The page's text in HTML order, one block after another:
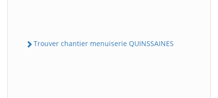
Trouver chantier menuiserie QUINSSAINES